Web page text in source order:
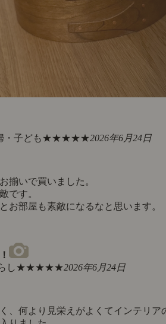
子ども★★★★★2026年6月24日
揃いで買いました。
です。
お部屋も素敵になるなと思います。
し★★★★★2026年6月24日
、何より見栄えがよくてインテリア